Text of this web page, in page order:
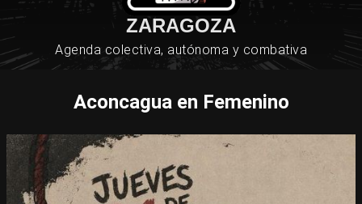
ZARAGOZA
Agenda colectiva, autónoma y combativa
Aconcagua en Femenino